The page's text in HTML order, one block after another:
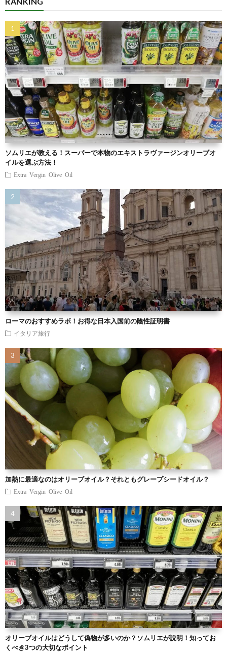
ソムリエが教える！スーパーで本物のエキストラヴァージンオリーブオ
イルを選ぶ方法！
Extra Vergin Olive Oil
ローマのおすすめラボ！お得な日本入国前の陰性証明書
イタリア旅行
加熱に最適なのはオリーブオイル？それともグレープシードオイル？
Extra Vergin Olive Oil
オリーブオイルはどうして偽物が多いのか？ソムリエが説明！知ってお
くべき3つの大切なポイント